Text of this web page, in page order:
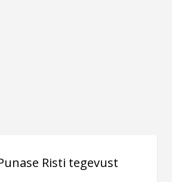
Risti tegevust